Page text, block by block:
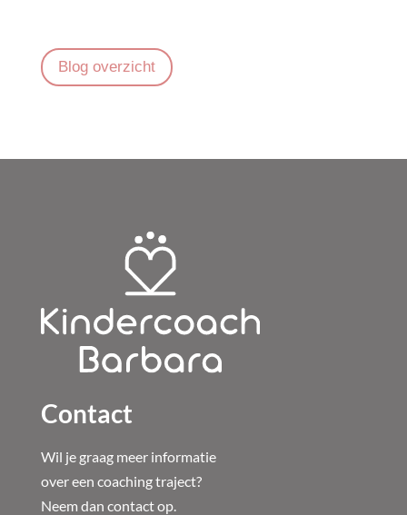
Blog overzicht
Contact
Wil je graag meer informatie
over een coaching traject?
Neem dan contact op.